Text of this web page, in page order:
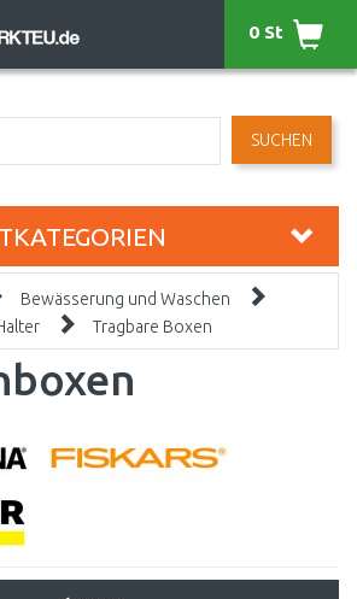
SUCHEN
0 St
Bewässerung und Waschen
Tragbare Boxen